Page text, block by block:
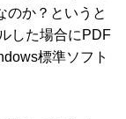
のか？というと
した場合にPDF
標準ソフト